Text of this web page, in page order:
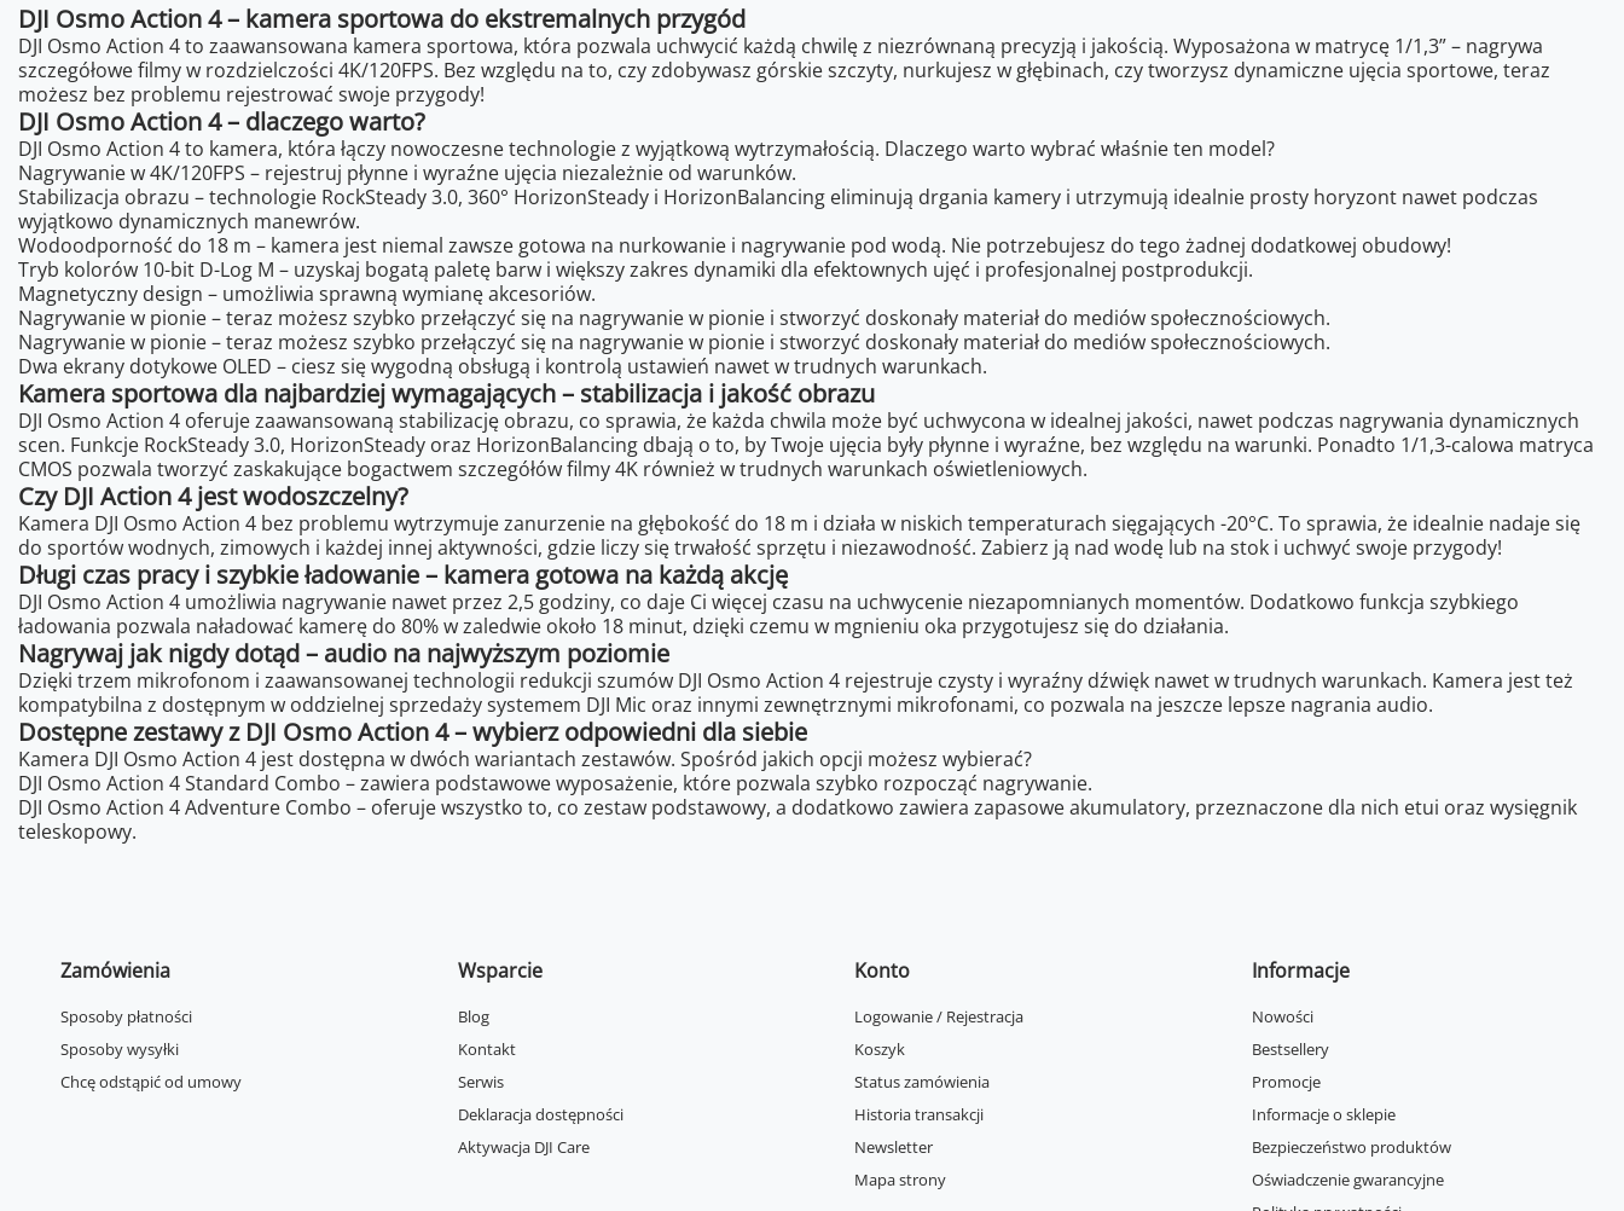
DJI Osmo Action 4 – kamera sportowa do ekstremalnych przygód
DJI Osmo Action 4 to zaawansowana kamera sportowa, która pozwala uchwycić każdą chwilę z niezrównaną precyzją i jakością. Wyposażona w matrycę 1/1,3” – nagrywa
szczegółowe filmy w rozdzielczości 4K/120FPS. Bez względu na to, czy zdobywasz górskie szczyty, nurkujesz w głębinach, czy tworzysz dynamiczne ujęcia sportowe, teraz
możesz bez problemu rejestrować swoje przygody!
DJI Osmo Action 4 – dlaczego warto?
DJI Osmo Action 4 to kamera, która łączy nowoczesne technologie z wyjątkową wytrzymałością. Dlaczego warto wybrać właśnie ten model?
Nagrywanie w 4K/120FPS – rejestruj płynne i wyraźne ujęcia niezależnie od warunków.
Stabilizacja obrazu – technologie RockSteady 3.0, 360° HorizonSteady i HorizonBalancing eliminują drgania kamery i utrzymują idealnie prosty horyzont nawet podczas
wyjątkowo dynamicznych manewrów.
Wodoodporność do 18 m – kamera jest niemal zawsze gotowa na nurkowanie i nagrywanie pod wodą. Nie potrzebujesz do tego żadnej dodatkowej obudowy!
Tryb kolorów 10-bit D-Log M – uzyskaj bogatą paletę barw i większy zakres dynamiki dla efektownych ujęć i profesjonalnej postprodukcji.
Magnetyczny design – umożliwia sprawną wymianę akcesoriów.
Nagrywanie w pionie – teraz możesz szybko przełączyć się na nagrywanie w pionie i stworzyć doskonały materiał do mediów społecznościowych.
Nagrywanie w pionie – teraz możesz szybko przełączyć się na nagrywanie w pionie i stworzyć doskonały materiał do mediów społecznościowych.
Dwa ekrany dotykowe OLED – ciesz się wygodną obsługą i kontrolą ustawień nawet w trudnych warunkach.
Kamera sportowa dla najbardziej wymagających – stabilizacja i jakość obrazu
DJI Osmo Action 4 oferuje zaawansowaną stabilizację obrazu, co sprawia, że każda chwila może być uchwycona w idealnej jakości, nawet podczas nagrywania dynamicznych
scen. Funkcje RockSteady 3.0, HorizonSteady oraz HorizonBalancing dbają o to, by Twoje ujęcia były płynne i wyraźne, bez względu na warunki. Ponadto 1/1,3-calowa matryca
CMOS pozwala tworzyć zaskakujące bogactwem szczegółów filmy 4K również w trudnych warunkach oświetleniowych.
Czy DJI Action 4 jest wodoszczelny?
Kamera DJI Osmo Action 4 bez problemu wytrzymuje zanurzenie na głębokość do 18 m i działa w niskich temperaturach sięgających -20°C. To sprawia, że idealnie nadaje się
do sportów wodnych, zimowych i każdej innej aktywności, gdzie liczy się trwałość sprzętu i niezawodność. Zabierz ją nad wodę lub na stok i uchwyć swoje przygody!
Długi czas pracy i szybkie ładowanie – kamera gotowa na każdą akcję
DJI Osmo Action 4 umożliwia nagrywanie nawet przez 2,5 godziny, co daje Ci więcej czasu na uchwycenie niezapomnianych momentów. Dodatkowo funkcja szybkiego
ładowania pozwala naładować kamerę do 80% w zaledwie około 18 minut, dzięki czemu w mgnieniu oka przygotujesz się do działania.
Nagrywaj jak nigdy dotąd – audio na najwyższym poziomie
Dzięki trzem mikrofonom i zaawansowanej technologii redukcji szumów DJI Osmo Action 4 rejestruje czysty i wyraźny dźwięk nawet w trudnych warunkach. Kamera jest też
kompatybilna z dostępnym w oddzielnej sprzedaży systemem DJI Mic oraz innymi zewnętrznymi mikrofonami, co pozwala na jeszcze lepsze nagrania audio.
Dostępne zestawy z DJI Osmo Action 4 – wybierz odpowiedni dla siebie
Kamera DJI Osmo Action 4 jest dostępna w dwóch wariantach zestawów. Spośród jakich opcji możesz wybierać?
DJI Osmo Action 4 Standard Combo – zawiera podstawowe wyposażenie, które pozwala szybko rozpocząć nagrywanie.
DJI Osmo Action 4 Adventure Combo – oferuje wszystko to, co zestaw podstawowy, a dodatkowo zawiera zapasowe akumulatory, przeznaczone dla nich etui oraz wysięgnik
teleskopowy.
Zamówienia
Sposoby płatności
Sposoby wysyłki
Chcę odstąpić od umowy
Wsparcie
Blog
Kontakt
Serwis
Deklaracja dostępności
Aktywacja DJI Care
Konto
Logowanie / Rejestracja
Koszyk
Status zamówienia
Historia transakcji
Newsletter
Mapa strony
Informacje
Nowości
Bestsellery
Promocje
Informacje o sklepie
Bezpieczeństwo produktów
Oświadczenie gwarancyjne